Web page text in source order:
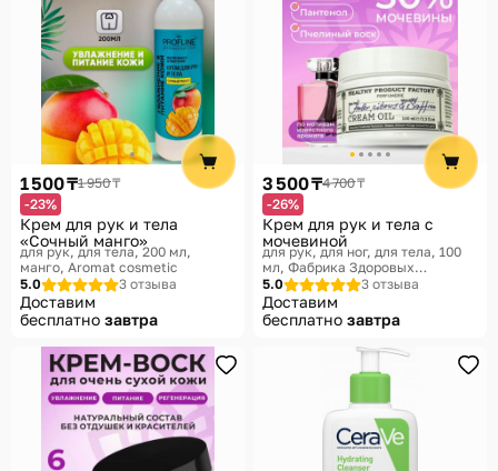
1 500 ₸1 950 ₸
-23%
Крем для рук и тела
«Сочный манго»
для рук, для тела, 200 мл,
манго Aromat cosmetic
5.0
3 отзыва
Доставим
бесплатно завтра
3 500 ₸4 700 ₸
-26%
Крем для рук и тела с
мочевиной
для рук, для ног, для тела, 100
мл Фабрика Здоровых
Продуктов
5.0 3 отзыва
Доставим
бесплатно завтра